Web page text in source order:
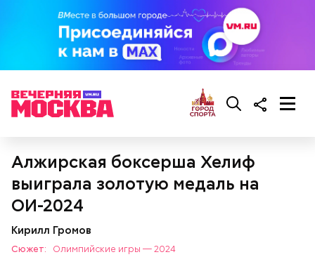
Алжирская боксерша Хелиф
выиграла золотую медаль на
ОИ-2024
Кирилл Громов
Сюжет:
Олимпийские игры — 2024
Успехам Яшина помимо прочего способствовали
физические данные: рост — 189 сантиметров и
длина рук, а также отличная способность к
прыжкам.